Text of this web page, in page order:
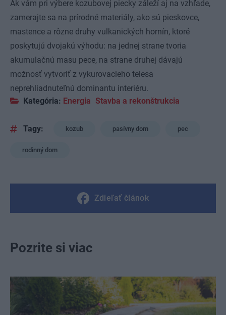
Ak vám pri výbere kozubovej piecky záleží aj na vzhľade,
zamerajte sa na prírodné materiály, ako sú pieskovce,
mastence a rôzne druhy vulkanických hornín, ktoré
poskytujú dvojakú výhodu: na jednej strane tvoria
akumulačnú masu pece, na strane druhej dávajú
možnosť vytvoriť z vykurovacieho telesa
neprehliadnuteľnú dominantu interiéru.
Kategória: Energia Stavba a rekonštrukcia
Tagy: kozub pasívny dom pec
rodinný dom
Zdieľať článok
Pozrite si viac